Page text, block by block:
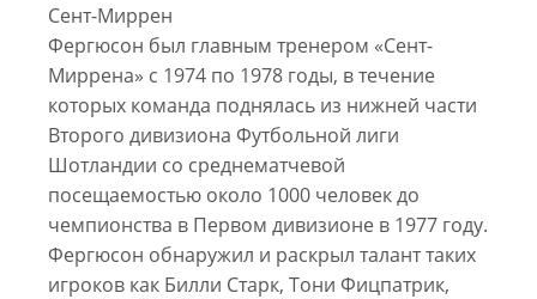
Сент-Миррен
Фергюсон был главным тренером «Сент-
Миррена» с 1974 по 1978 годы, в течение
которых команда поднялась из нижней части
Второго дивизиона Футбольной лиги
Шотландии со среднематчевой
посещаемостью около 1000 человек до
чемпионства в Первом дивизионе в 1977 году.
Фергюсон обнаружил и раскрыл талант таких
игроков как Билли Старк, Тони Фицпатрик,